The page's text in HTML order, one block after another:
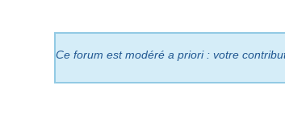
Ce forum est modéré a priori : votre